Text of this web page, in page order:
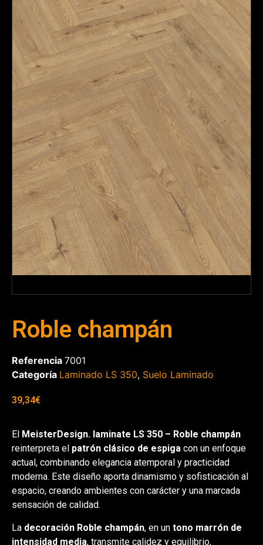
Roble champán
Referencia 7001
Categoría Laminado LS 350, Suelo Laminado
39,34€
El MeisterDesign. laminate LS 350 – Roble champán
reinterpreta el patrón clásico de espiga con un enfoque
actual, combinando elegancia atemporal y practicidad
moderna. Este diseño aporta dinamismo y sofisticación al
espacio, creando ambientes con carácter y una marcada
sensación de calidad.
La decoración Roble champán, en un tono marrón de
intensidad media, transmite calidez y equilibrio,